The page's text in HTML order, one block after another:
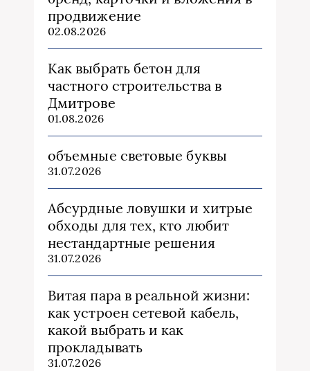
продвижение
02.08.2026
Как выбрать бетон для
частного строительства в
Дмитрове
01.08.2026
объемные световые буквы
31.07.2026
Абсурдные ловушки и хитрые
обходы для тех, кто любит
нестандартные решения
31.07.2026
Витая пара в реальной жизни:
как устроен сетевой кабель,
какой выбрать и как
прокладывать
31.07.2026